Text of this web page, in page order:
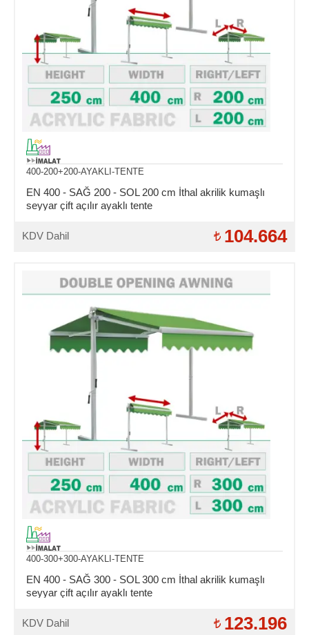
400-200+200-AYAKLI-TENTE
EN 400 - SAĞ 200 - SOL 200 cm İthal akrilik kumaşlı
seyyar çift açılır ayaklı tente
KDV Dahil 104.664
400-300+300-AYAKLI-TENTE
EN 400 - SAĞ 300 - SOL 300 cm İthal akrilik kumaşlı
seyyar çift açılır ayaklı tente
KDV Dahil 123.196